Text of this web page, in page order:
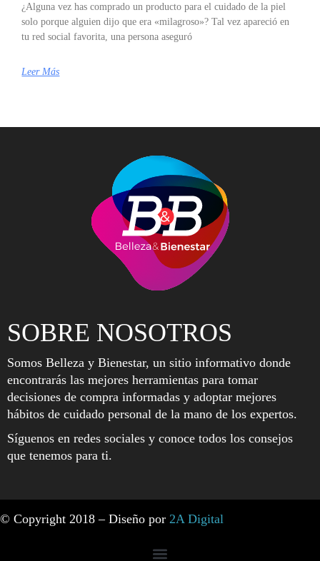
¿Alguna vez has comprado un producto para el cuidado de la piel
solo porque alguien dijo que era «milagroso»? Tal vez apareció en
tu red social favorita, una persona aseguró
Leer Más
SOBRE NOSOTROS
Somos Belleza y Bienestar, un sitio informativo donde
encontrarás las mejores herramientas para tomar
decisiones de compra informadas y adoptar mejores
hábitos de cuidado personal de la mano de los expertos.
Síguenos en redes sociales y conoce todos los consejos
que tenemos para ti.
© Copyright 2018 – Diseño por 2A Digital